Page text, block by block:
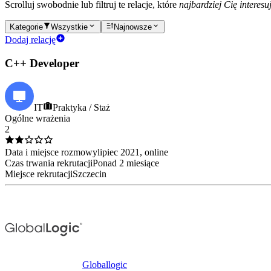
Scrolluj swobodnie lub filtruj te relacje, które najbardziej Cię
Kategorie Wszystkie Najnowsze
Dodaj relację
C++ Developer
IT
Praktyka / Staż
Ogólne wrażenia
2
Data i miejsce rozmowylipiec 2021 , online
Czas trwania rekrutacjiPonad 2 miesiące
Miejsce rekrutacjiSzczecin
Globallogic